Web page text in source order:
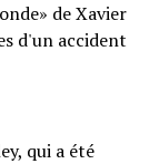
de Xavier
d'un accident
qui a été